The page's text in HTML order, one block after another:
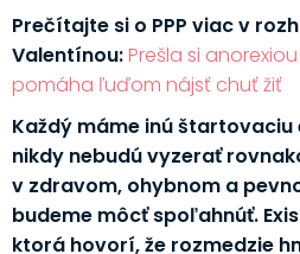
Prečítajte si o PPP viac v
Valentínou:Prešla si
pomáha ľuďom nájsť chuť žiť
Každý máme inú štartovaciu
nikdy nebudú vyzerať
v zdravom, ohybnom a
budeme môcť spoľahnúť.
ktorá hovorí, že rozmedzie